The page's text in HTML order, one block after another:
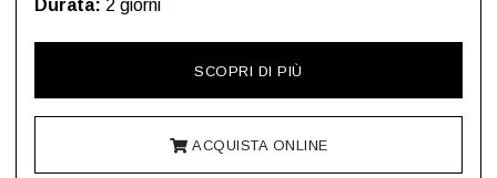
Durata: 2 giorni
SCOPRI DI PIÙ
ACQUISTA ONLINE